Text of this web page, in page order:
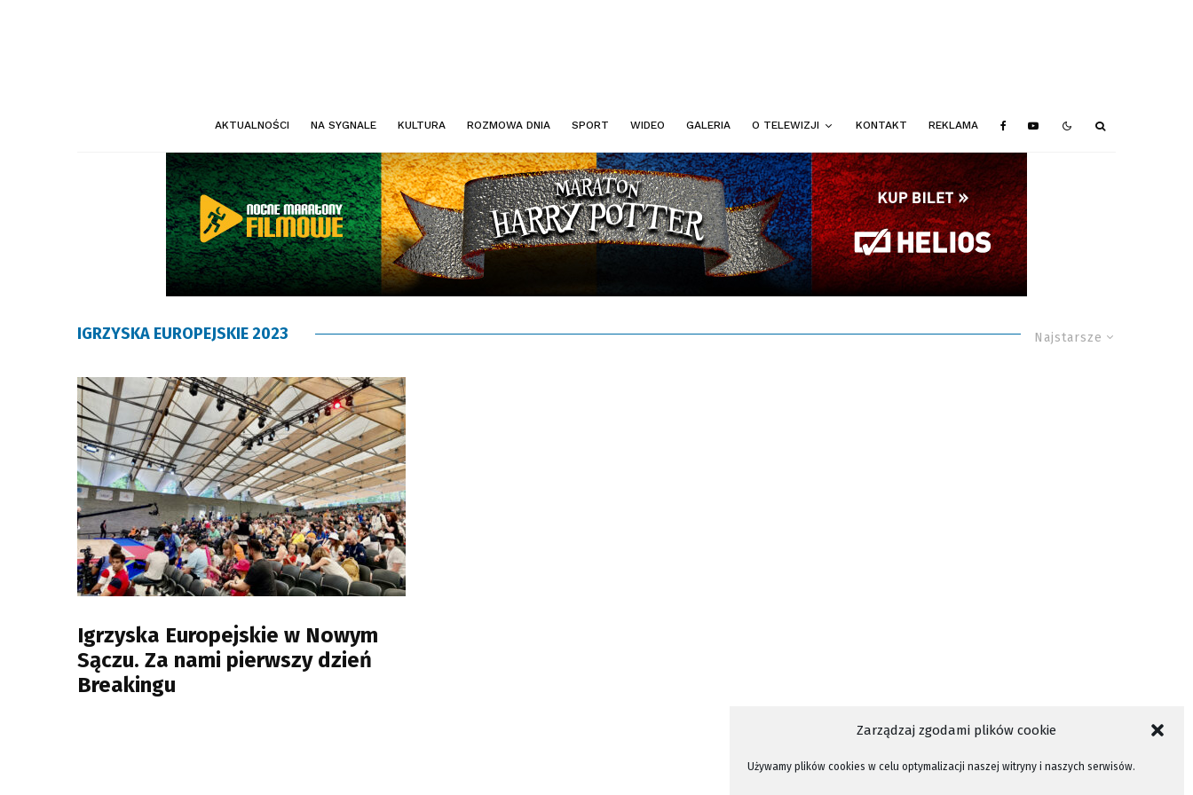
Zarządzaj zgodami plików cookie
Używamy plików cookies w celu optymalizacji naszej witryny i naszych serwisów.
AKTUALNOŚCI NA SYGNALE KULTURA ROZMOWA DNIA SPORT WIDEO GALERIA O TELEWIZJI KONTAKT REKLAMA
Najstarsze
IGRZYSKA EUROPEJSKIE 2023
Igrzyska Europejskie w Nowym
Sączu. Za nami pierwszy dzień
Breakingu